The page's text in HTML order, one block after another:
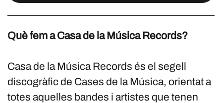
Què fem a Casa de la Música Records?
Casa de la Música Records és el segell
discogràfic de Cases de la Música, orientat a
totes aquelles bandes i artistes que tenen